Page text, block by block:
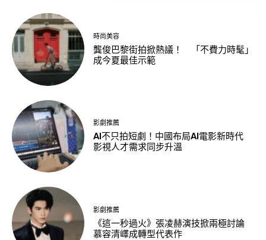
時尚美容
龔俊巴黎街拍掀熱議！ 「不費力時髦」
成今夏最佳示範
影劇推薦
AI不只拍短劇！中國布局AI電影新時代
影視人才需求同步升溫
影劇推薦
《這一秒過火》張凌赫演技掀兩極討論
慕容清嶧成轉型代表作